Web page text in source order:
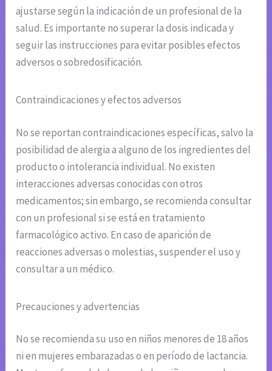
ajustarse según la indicación de un profesional de la
salud. Es importante no superar la dosis indicada y
seguir las instrucciones para evitar posibles efectos
adversos o sobredosificación.
Contraindicaciones y efectos adversos
No se reportan contraindicaciones específicas, salvo la
posibilidad de alergia a alguno de los ingredientes del
producto o intolerancia individual. No existen
interacciones adversas conocidas con otros
medicamentos; sin embargo, se recomienda consultar
con un profesional si se está en tratamiento
farmacológico activo. En caso de aparición de
reacciones adversas o molestias, suspender el uso y
consultar a un médico.
Precauciones y advertencias
No se recomienda su uso en niños menores de 18 años
ni en mujeres embarazadas o en período de lactancia.